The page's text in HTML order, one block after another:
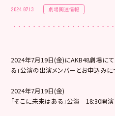
2024.07.13 劇場関連情報
2024年7月19日(金)にAKB48劇場に
る」公演の出演メンバーとお申込みに
2024年7月19日(金)
「そこに未来はある」公演 18:30開演